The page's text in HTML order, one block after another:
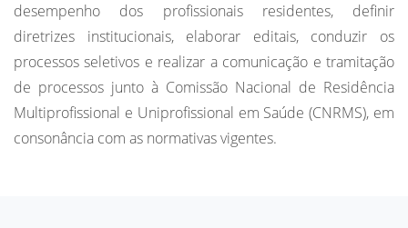
desempenho dos profissionais residentes, definir
diretrizes institucionais, elaborar editais, conduzir os
processos seletivos e realizar a comunicação e tramitação
de processos junto à Comissão Nacional de Residência
Multiprofissional e Uniprofissional em Saúde (CNRMS), em
consonância com as normativas vigentes.